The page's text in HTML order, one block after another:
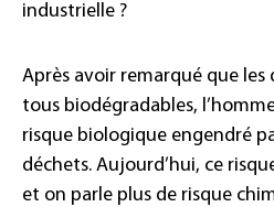
industrielle ?
Après avoir remarqué que les
tous biodégradables,
risque biologique engendré
déchets. Aujourd’hui, ce
et on parle plus de risque